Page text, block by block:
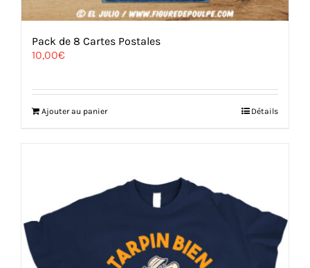
Pack de 8 Cartes Postales
10,00€
Ajouter au panier Détails